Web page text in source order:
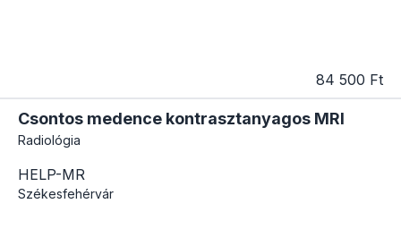
84 500 Ft
Csontos medence kontrasztanyagos MRI
Radiológia
HELP-MR
Székesfehérvár